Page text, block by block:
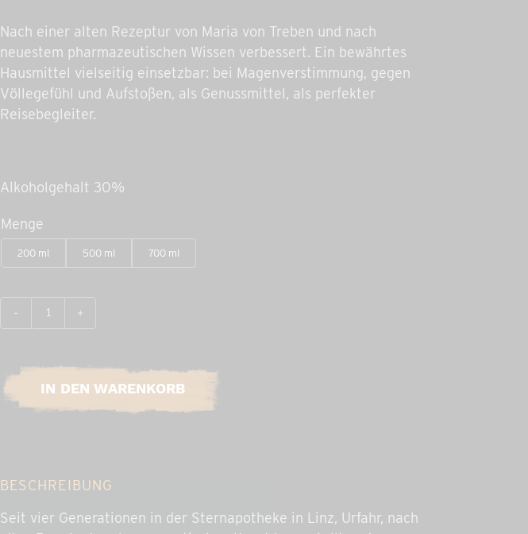
Nach einer alten Rezeptur von Maria von Treben und nach
neuestem pharmazeutischen Wissen verbessert. Ein bewährtes
Hausmittel vielseitig einsetzbar: bei Magenverstimmung, gegen
Völlegefühl und Aufstoßen, als Genussmittel, als perfekter
Reisebegleiter.
Alkoholgehalt 30%
Menge
200 ml 500 ml 700 ml
Der
Schwedenbitter
(zuckerfrei)
IN DEN WARENKORB
BESCHREIBUNG
Seit vier Generationen in der Sternapotheke in Linz, Urfahr, nach